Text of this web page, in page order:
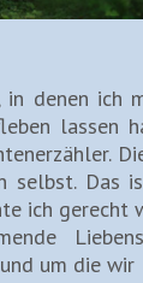
in denen ich
lassen
selbst. Das
ich
um die